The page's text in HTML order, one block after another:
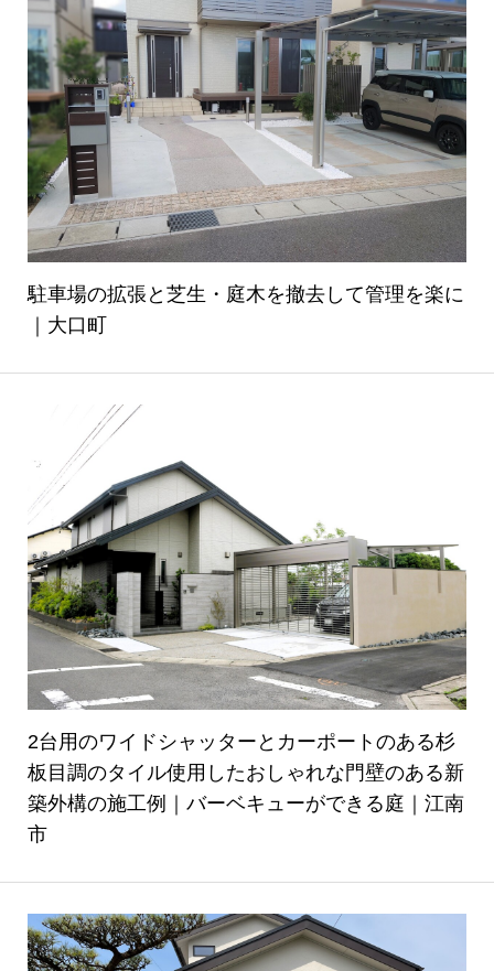
駐車場の拡張と芝生・庭木を撤去して管理を楽に
｜大口町
2台用のワイドシャッターとカーポートのある杉
板目調のタイル使用したおしゃれな門壁のある新
築外構の施工例｜バーベキューができる庭｜江南
市